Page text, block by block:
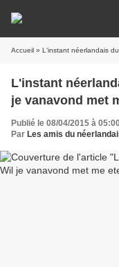
Accueil » L'instant néerlandais
L'instant
je vanavond met
Publié le 08/04/2015 à
Par Les amis du